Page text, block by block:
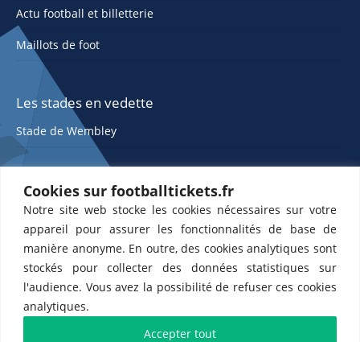
Cookies sur footballtickets.fr
Notre site web stocke les cookies nécessaires sur votre
appareil pour assurer les fonctionnalités de base de
manière anonyme. En outre, des cookies analytiques sont
stockés pour collecter des données statistiques sur
l'audience. Vous avez la possibilité de refuser ces cookies
analytiques.
Accepter tout
Actu football et billetterie
Maillots de foot
Les stades en vedette
Stade de Wembley
ETTS 365 SL, Rambla de Catalunya 38, 8, 1, 08007 Barcelone, Espagne |
Partenaires de l'US Changé 53 💙et de l'US Bretons de Paris 🤍